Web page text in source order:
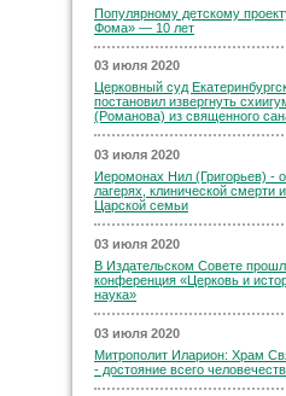
Популярному детскому
Фома» — 10 лет
03 июля 2020
Церковный суд
постановил извергнуть
(Романова) из священного
03 июля 2020
Иеромонах Нил (Григорьев) -
лагерях, клинической смерти
Царской семьи
03 июля 2020
В Издательском Совете
конференция «Церковь и
наука»
03 июля 2020
Митрополит Иларион: Храм
- достояние всего